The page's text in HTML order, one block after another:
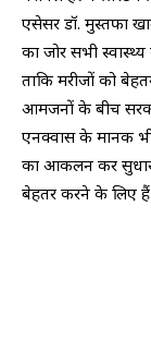
एसेसर डॉ. मुस्तफा
का जोर सभी
ताकि मरीजों को
आमजनों के बीच
एनक्वास के मानक
का आकलन कर
बेहतर करने के लिए